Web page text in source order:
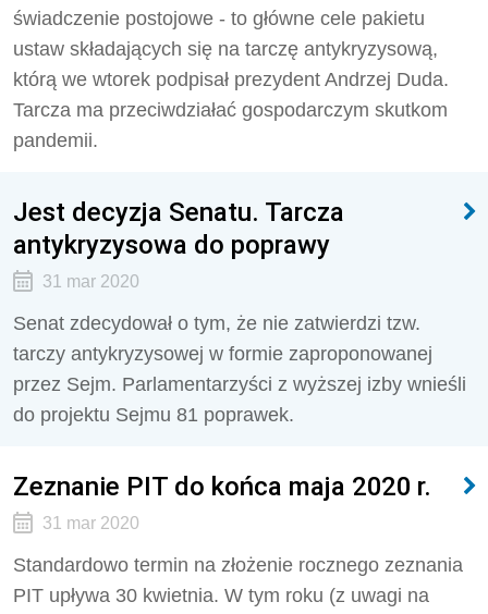
świadczenie postojowe - to główne cele pakietu
ustaw składających się na tarczę antykryzysową,
którą we wtorek podpisał prezydent Andrzej Duda.
Tarcza ma przeciwdziałać gospodarczym skutkom
pandemii.
Jest decyzja Senatu. Tarcza
antykryzysowa do poprawy
31 mar 2020
Senat zdecydował o tym, że nie zatwierdzi tzw.
tarczy antykryzysowej w formie zaproponowanej
przez Sejm. Parlamentarzyści z wyższej izby wnieśli
do projektu Sejmu 81 poprawek.
Zeznanie PIT do końca maja 2020 r.
31 mar 2020
Standardowo termin na złożenie rocznego zeznania
PIT upływa 30 kwietnia. W tym roku (z uwagi na